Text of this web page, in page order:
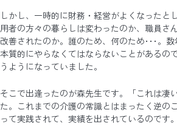
しかし、一時的に財務・経営がよくなったと
用者の方々の暮らしは変わったのか、職員さ
改善されたのか。誰のため、何のため･･･。
本質的にやらなくてはならないことがあるの
うようになっていました。
そこで出逢ったのが森先生です。「これは凄
た。これまでの介護の常識とはまったく逆の
って実践されて、実績を出されているのです。